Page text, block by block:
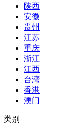
陕西
安徽
贵州
江苏
重庆
浙江
江西
台湾
香港
澳门
类别